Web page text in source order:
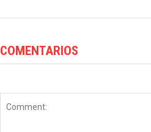
COMENTARIOS